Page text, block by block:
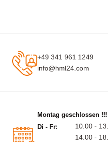
+49 341 961 1249
info@hml24.com
Montag geschlossen !!!
Di - Fr:
10.00 -
14.00 -